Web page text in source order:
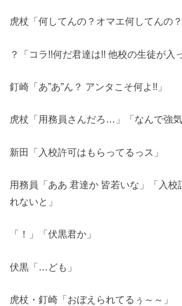
虎杖「何してんの？オマエ何してんの？
？「コラ!!何だ君達は!! 他校の生徒が入
釘崎「あ”あ”ん？ アンタこそ何よ!!」
虎杖「用務員さんだろ…」「なんで強気
新田「入校許可はもらってるっス」
用務員「ああ 君達か 皆若いな」「入校
れないと」
「！」「伏黒君か」
伏黒「…ども」
虎杖・釘崎「おぼえられてるぅ～～」